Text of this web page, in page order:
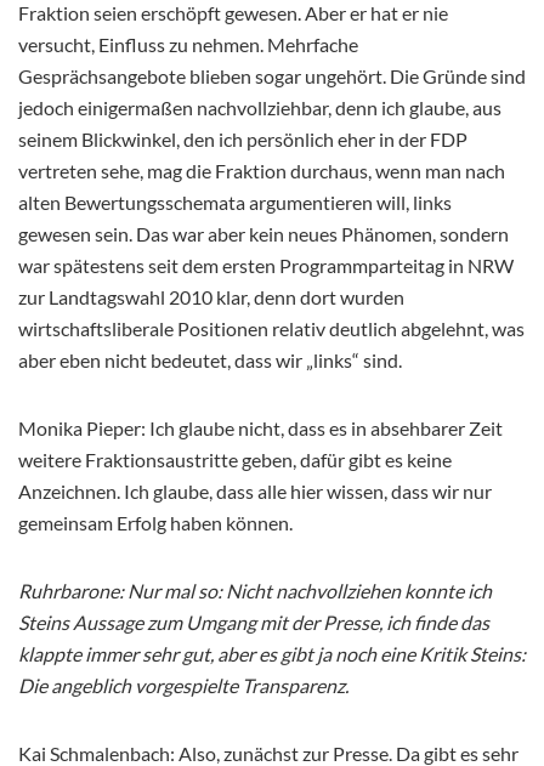
Fraktion seien erschöpft gewesen. Aber er hat er nie
versucht, Einfluss zu nehmen. Mehrfache
Gesprächsangebote blieben sogar ungehört. Die Gründe sind
jedoch einigermaßen nachvollziehbar, denn ich glaube, aus
seinem Blickwinkel, den ich persönlich eher in der FDP
vertreten sehe, mag die Fraktion durchaus, wenn man nach
alten Bewertungsschemata argumentieren will, links
gewesen sein. Das war aber kein neues Phänomen, sondern
war spätestens seit dem ersten Programmparteitag in NRW
zur Landtagswahl 2010 klar, denn dort wurden
wirtschaftsliberale Positionen relativ deutlich abgelehnt, was
aber eben nicht bedeutet, dass wir „links“ sind.
Monika Pieper: Ich glaube nicht, dass es in absehbarer Zeit
weitere Fraktionsaustritte geben, dafür gibt es keine
Anzeichnen. Ich glaube, dass alle hier wissen, dass wir nur
gemeinsam Erfolg haben können.
Ruhrbarone: Nur mal so: Nicht nachvollziehen konnte ich
Steins Aussage zum Umgang mit der Presse, ich finde das
klappte immer sehr gut, aber es gibt ja noch eine Kritik Steins:
Die angeblich vorgespielte Transparenz.
Kai Schmalenbach: Also, zunächst zur Presse. Da gibt es sehr